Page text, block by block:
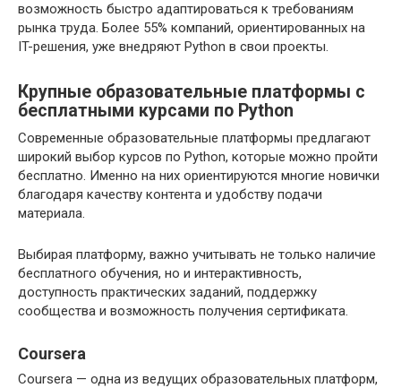
возможность быстро адаптироваться к требованиям
рынка труда. Более 55% компаний, ориентированных на
IT-решения, уже внедряют Python в свои проекты.
Крупные образовательные платформы с
бесплатными курсами по Python
Современные образовательные платформы предлагают
широкий выбор курсов по Python, которые можно пройти
бесплатно. Именно на них ориентируются многие новички
благодаря качеству контента и удобству подачи
материала.
Выбирая платформу, важно учитывать не только наличие
бесплатного обучения, но и интерактивность,
доступность практических заданий, поддержку
сообщества и возможность получения сертификата.
Coursera
Coursera — одна из ведущих образовательных платформ,